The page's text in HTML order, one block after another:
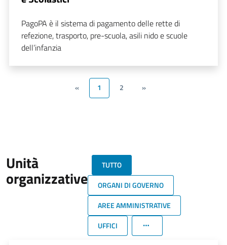
PagoPA è il sistema di pagamento delle rette di
refezione, trasporto, pre-scuola, asili nido e scuole
dell’infanzia
« 1 2 »
Unità
organizzative
TUTTO
ORGANI DI GOVERNO
AREE AMMINISTRATIVE
UFFICI